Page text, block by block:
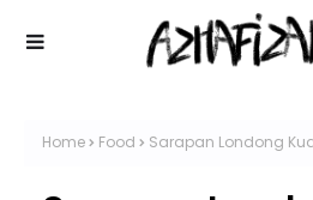
Home Food Sarapan Londong